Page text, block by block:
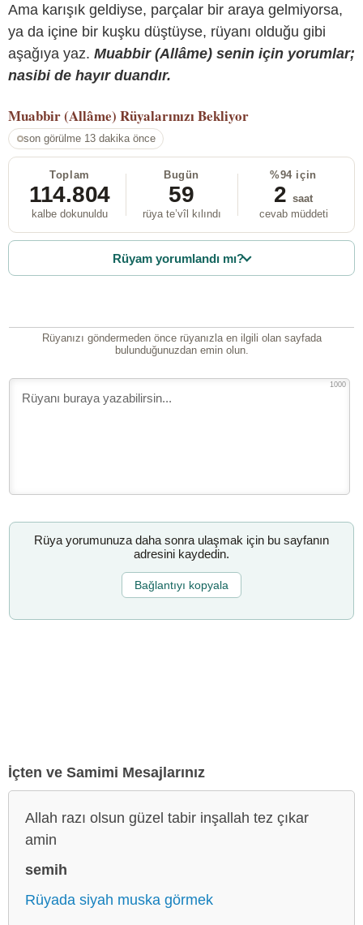
Ama karışık geldiyse, parçalar bir araya gelmiyorsa,
ya da içine bir kuşku düştüyse, rüyanı olduğu gibi
aşağıya yaz. Muabbir (Allâme) senin için yorumlar;
nasibi de hayır duandır.
Muabbir (Allâme) Rüyalarınızı Bekliyor
son görülme 13 dakika önce
Toplam
114.804
kalbe dokunuldu
Bugün
59
rüya te’vîl kılındı
%94 için
2 saat
cevab müddeti
Rüyam yorumlandı mı?
Rüyanızı göndermeden önce rüyanızla en ilgili olan sayfada
bulunduğunuzdan emin olun.
1000
Rüya yorumunuza daha sonra ulaşmak için bu sayfanın
adresini kaydedin.
Bağlantıyı kopyala
İçten ve Samimi Mesajlarınız
Allah razı olsun güzel tabir inşallah tez çıkar
amin
semih
Rüyada siyah muska görmek